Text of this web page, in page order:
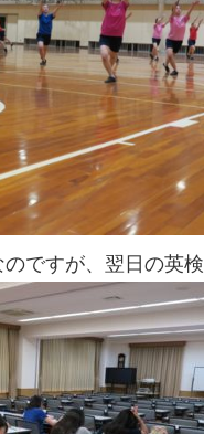
ですが、翌日の英